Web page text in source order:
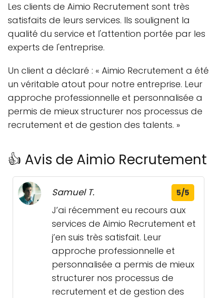
Les clients de Aimio Recrutement sont très
satisfaits de leurs services. Ils soulignent la
qualité du service et l'attention portée par les
experts de l'entreprise.
Un client a déclaré : « Aimio Recrutement a été
un véritable atout pour notre entreprise. Leur
approche professionnelle et personnalisée a
permis de mieux structurer nos processus de
recrutement et de gestion des talents. »
👍 Avis de Aimio Recrutement
Samuel T. 5/5
J’ai récemment eu recours aux
services de Aimio Recrutement et
j’en suis très satisfait. Leur
approche professionnelle et
personnalisée a permis de mieux
structurer nos processus de
recrutement et de gestion des